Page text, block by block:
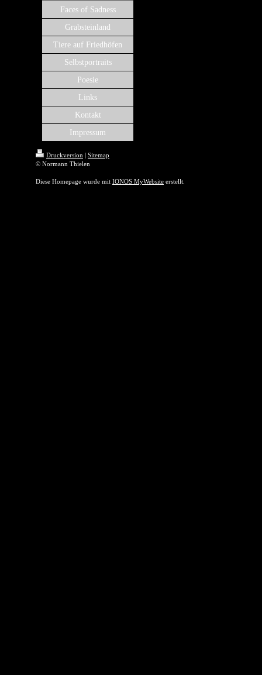
Faces of Sadness
Grabsteinland
Tiere auf Friedhöfen
Selbstportraits
Poesie
Links
Kontakt
Impressum
Druckversion | Sitemap
© Normann Thielen
Diese Homepage wurde mit IONOS MyWebsite erstellt.